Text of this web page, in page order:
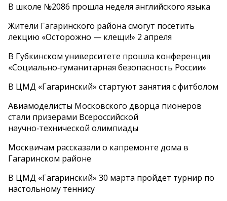
В школе №2086 прошла неделя английского языка
Жители Гагаринского района смогут посетить
лекцию «Осторожно — клещи!» 2 апреля
В Губкинском университете прошла конференция
«Социально‑гуманитарная безопасность России»
В ЦМД «Гагаринский» стартуют занятия с фитболом
Авиамоделисты Московского дворца пионеров
стали призерами Всероссийской
научно‑технической олимпиады
Москвичам рассказали о капремонте дома в
Гагаринском районе
В ЦМД «Гагаринский» 30 марта пройдет турнир по
настольному теннису